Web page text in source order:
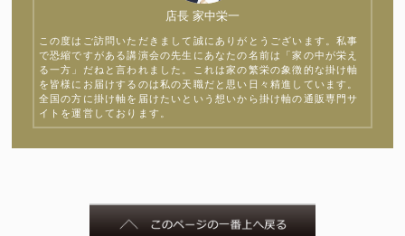
店長 家中栄一
この度はご訪問いただきまして誠にありがとうございます。私事
で恐縮ですがある講演会の先生にあなたの名前は「家の中が栄え
る一方」だねと言われました。これは家の繁栄の象徴的な掛け軸
を皆様にお届けするのは私の天職だと思い日々精進しています。
全国の方に掛け軸を届けたいという想いから掛け軸の通販専門サ
イトを運営しております。